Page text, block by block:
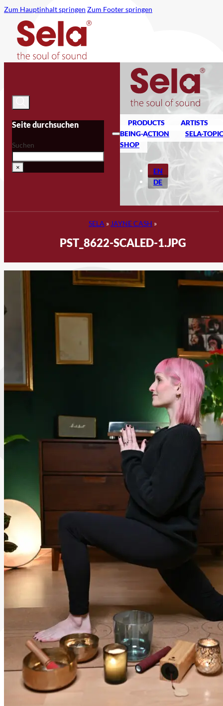
Zum Hauptinhalt springen Zum Footer springen
Seite durchsuchen
Suchen
×
PRODUCTS
ARTISTS
BEING-ACTION
SELA-
SHOP
EN
DE
SELA » JAYNE CASH »
PST_8622-SCALED-1.JPG